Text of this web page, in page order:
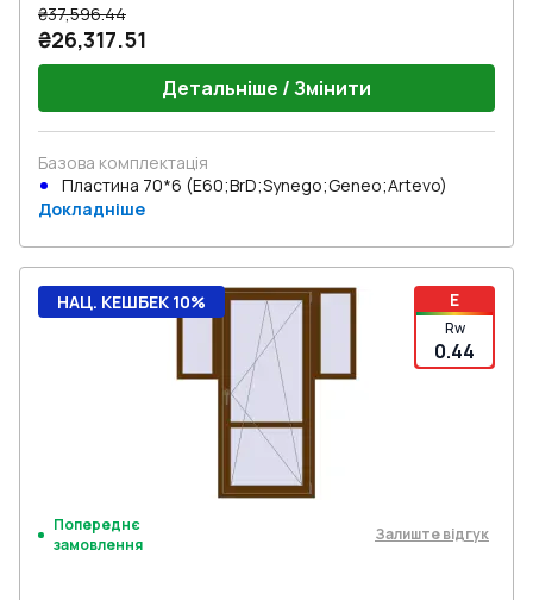
₴37,596.44
₴26,317.51
Детальніше / Змінити
Базова комплектація
Пластина 70*6 (E60;BrD;Synego;Geneo;Artevo)
Докладніше
E
Rw
0.44
НАЦ. КЕШБЕК 10%
Попереднє
замовлення
Залиште відгук